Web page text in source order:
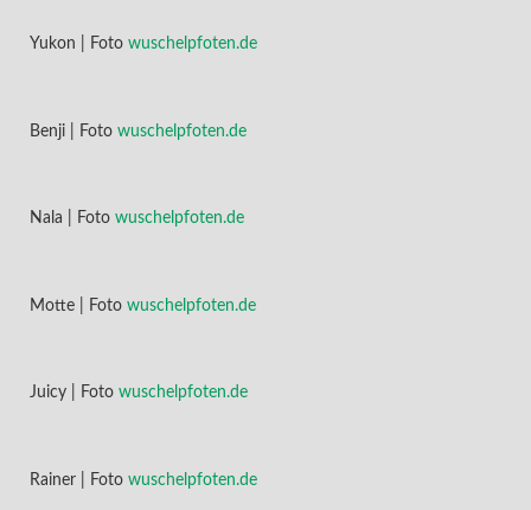
Yukon | Foto wuschelpfoten.de
Benji | Foto wuschelpfoten.de
Nala | Foto wuschelpfoten.de
Motte | Foto wuschelpfoten.de
Juicy | Foto wuschelpfoten.de
Rainer | Foto wuschelpfoten.de